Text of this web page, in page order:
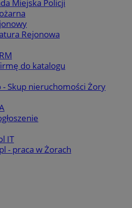
Miejska Policji
Rejonowa
do katalogu
- Skup nieruchomości Żory
IT
- praca w Żorach